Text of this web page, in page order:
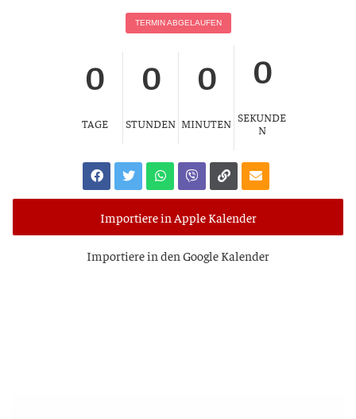
TER­MIN ABGELAUFEN
0
TAGE
0
STUNDEN
0
MINUTEN
0
SEKUNDE
N
Importiere in Apple Kalender
Impor­tie­re in den Goog­le Kalender